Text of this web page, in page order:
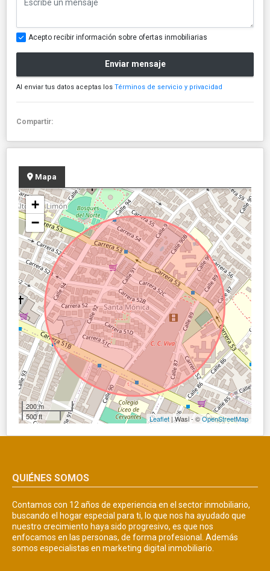
Acepto recibir información sobre ofertas inmobiliarias
Enviar mensaje
Al enviar tus datos aceptas los Términos de servicio y privacidad
Compartir:
Mapa
+
−
200 m
500 ft
Leaflet | Wasi - ©OpenStreetMap
QUIÉNES SOMOS
Contamos con 12 años de experiencia en el sector inmobiliario,
buscando el hogar especial para ti, lo que nos ha ayudado que
nuestro crecimiento haya sido progresivo, es que nos
enfocamos en las personas, de forma profesional. Además
somos especialistas en marketing digital inmobiliario.